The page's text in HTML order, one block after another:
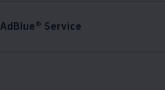
AdBlue® Service